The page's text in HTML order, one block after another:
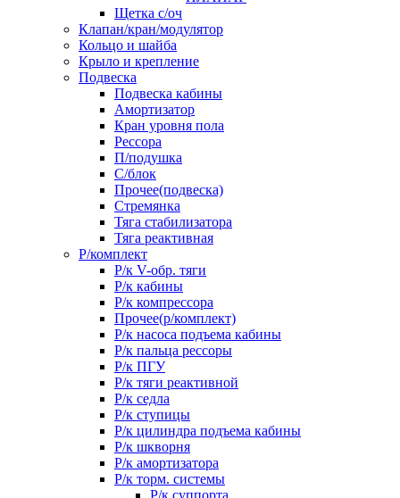
Щетка с/оч
Клапан/кран/модулятор
Кольцо и шайба
Крыло и крепление
Подвеска
Подвеска кабины
Амортизатор
Кран уровня пола
Рессора
П/подушка
С/блок
Прочее(подвеска)
Стремянка
Тяга стабилизатора
Тяга реактивная
Р/комплект
Р/к V-обр. тяги
Р/к кабины
Р/к компрессора
Прочее(р/комплект)
Р/к насоса подъема кабины
Р/к пальца рессоры
Р/к ПГУ
Р/к тяги реактивной
Р/к седла
Р/к ступицы
Р/к цилиндра подъема кабины
Р/к шкворня
Р/к амортизатора
Р/к торм. системы